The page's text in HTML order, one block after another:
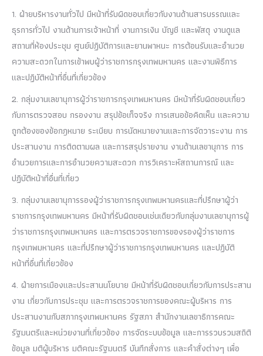
1. ฝ่ายบริหารงานทั่วไป มีหน้าที่รับผิดชอบเกี่ยวกับงานด้านสารบรรณและ
ธุรการทั่วไป งานด้านการเจ้าหน้าที่ งานการเงิน บัญชี และพัสดุ งานดูแล
สถานที่ห้องประชุม ศูนย์ปฏิบัติการและยานพาหนะ การต้อนรับและอำนวย
ความสะดวกในการเข้าพบผู้ว่าราชการกรุงเทพมหานคร และงานพิธีการ
และปฏิบัติหน้าที่อื่นที่เกี่ยวข้อง
2. กลุ่มงานเลขานุการผู้ว่าราชการกรุงเทพมหานคร มีหน้าที่รับผิดชอบเกี่ยว
กับการตรวจสอบ กรองงาน สรุปข้อเท็จจริง การเสนอข้อคิดเห็น และความ
ถูกต้องของข้อกฎหมาย ระเบียบ การนัดหมายงานและการจัดวาระงาน การ
ประสานงาน การติดตามผล และการสรุปรายงาน งานด้านเลขานุการ การ
อำนวยการและการอำนวยความสะดวก การวิเคราะห์สถานการณ์ และ
ปฏิบัติหน้าที่อื่นที่เกี่ยว
3. กลุ่มงานเลขานุการรองผู้ว่าราชการกรุงเทพมหานครและที่ปรึกษาผู้ว่า
ราชการกรุงเทพมหานคร มีหน้าที่รับผิดชอบเช่นเดียวกับกลุ่มงานเลขานุการผู้
ว่าราชการกรุงเทพมหานคร และการตรวจราชการของรองผู้ว่าราชการ
กรุงเทพมหานคร และที่ปรึกษาผู้ว่าราชการกรุงเทพมหานคร และปฏิบัติ
หน้าที่อื่นที่เกี่ยวข้อง
4. ฝ่ายการเมืองและประสานนโยบาย มีหน้าที่รับผิดชอบเกี่ยวกับการประสาน
งาน เกี่ยวกับการประชุม และการตรวจราชการของคณะผู้บริหาร การ
ประสานงานกับสภากรุงเทพมหานคร รัฐสภา สำนักงานเลขาธิการคณะ
รัฐมนตรีและหน่วยงานที่เกี่ยวข้อง การจัดระบบข้อมูล และการรวบรวมสถิติ
ข้อมูล มติผู้บริหาร มติคณะรัฐมนตรี บันทึกสั่งการ และคำสั่งต่างๆ เพื่อ